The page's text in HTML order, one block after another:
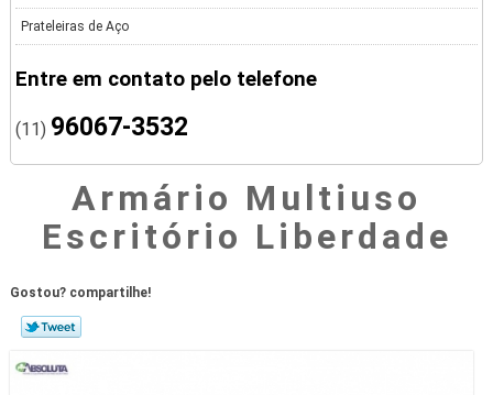
Prateleiras de Aço
Entre em contato pelo telefone
(11) 96067-3532
Armário Multiuso
Escritório Liberdade
Gostou? compartilhe!